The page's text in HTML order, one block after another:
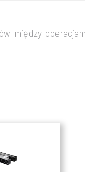
między